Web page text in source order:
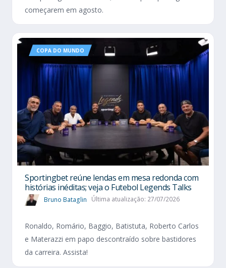
começarem em agosto.
COPA DO MUNDO
Sportingbet reúne lendas em mesa redonda com
histórias inéditas; veja o Futebol Legends Talks
Bruno Bataglin Última atualização: 27/07/2026
Ronaldo, Romário, Baggio, Batistuta, Roberto Carlos
e Materazzi em papo descontraído sobre bastidores
da carreira. Assista!